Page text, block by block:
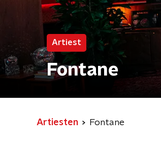
Artiest
Fontane
Artiesten Fontane